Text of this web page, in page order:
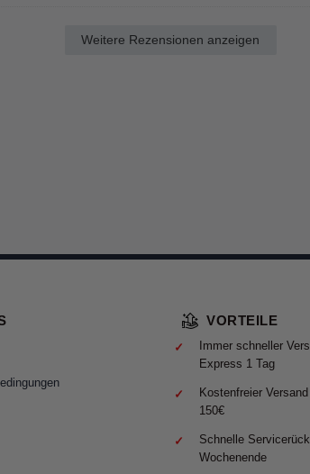
Weitere Rezensionen anzeigen
VORTEILE
Immer schneller
Express 1 Tag
Kostenfreier
150€
Schnelle
Wochenende